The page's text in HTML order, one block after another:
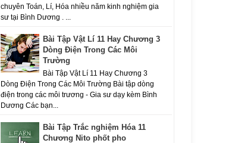
chuyên Toán, Lí, Hóa nhiều năm kinh nghiệm gia
sư tại Bình Dương . ...
Bài Tập Vật Lí 11 Hay Chương 3
Dòng Điện Trong Các Môi
Trường
Bài Tập Vật Lí 11 Hay Chương 3
Dòng Điện Trong Các Môi Trường Bài tập dòng
điện trong các môi trương - Gia sư dạy kèm Bình
Dương Các bạn...
Bài Tập Trắc nghiệm Hóa 11
Chương Nito phốt pho